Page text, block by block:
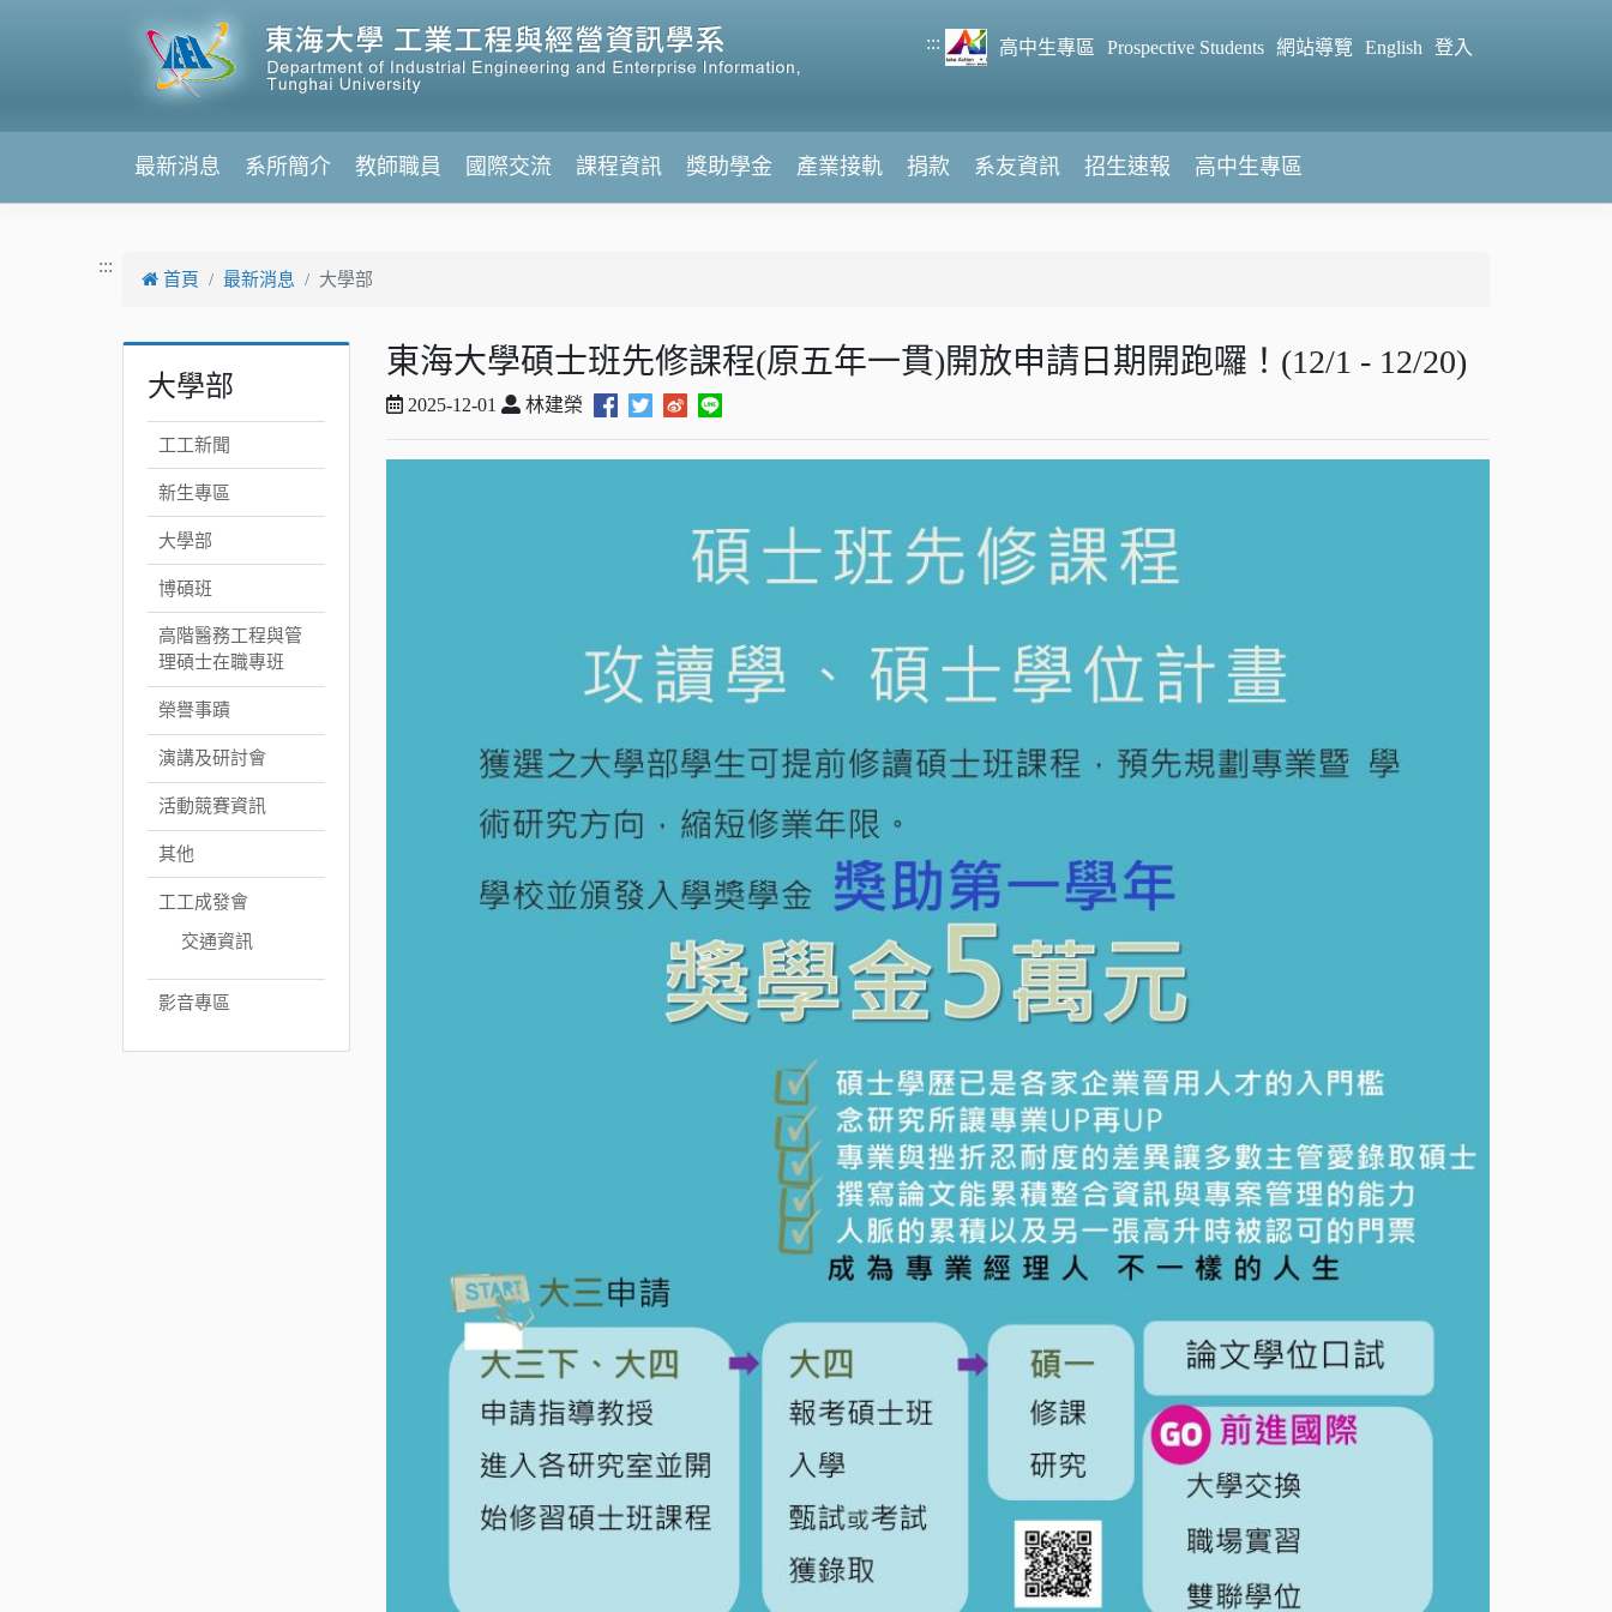
:::
高中生專區 Prospective Students 網站導覽 English 登入
最新消息 系所簡介 教師職員 國際交流 課程資訊 獎助學金 產業接軌 捐款 系友資訊 招生速報 高中生專區
:::
首頁 最新消息 大學部
大學部
工工新聞
新生專區
大學部
博碩班
高階醫務工程與管
理碩士在職專班
榮譽事蹟
演講及研討會
活動競賽資訊
其他
工工成發會
交通資訊
影音專區
東海大學碩士班先修課程(原五年一貫)開放申請日期開跑囉！(12/1 - 12/20)
2025-12-01 林建榮